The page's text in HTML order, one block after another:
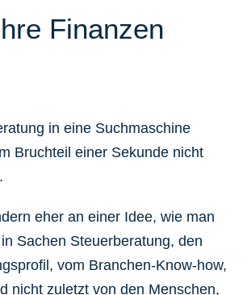
Finanzen
in eine Suchmaschine
Bruchteil einer Sekunde nicht
eher an einer Idee, wie man
Sachen Steuerberatung, den
vom Branchen-Know-how,
nicht zuletzt von den Menschen,